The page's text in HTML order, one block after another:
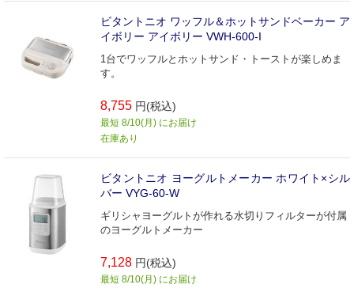
ビタントニオ ワッフル＆ホットサンドベーカー ア
イボリー アイボリー VWH-600-I
1台でワッフルとホットサンド・トーストが楽しめま
す。
8,755 円(税込)
最短 8/10(月) にお届け
在庫あり
ビタントニオ ヨーグルトメーカー ホワイト×シル
バー VYG-60-W
ギリシャヨーグルトが作れる水切りフィルターが付属
のヨーグルトメーカー
7,128 円(税込)
最短 8/10(月) にお届け